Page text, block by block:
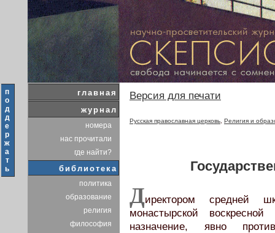
п
о
д
д
е
р
ж
а
т
ь
главная
журнал
номера
нас прочитали
где найти?
библиотека
политика
образование
религия
философия
Версия для печати
Русская православная церковь Религия и
Директором средней
монастырской
назначение, явно